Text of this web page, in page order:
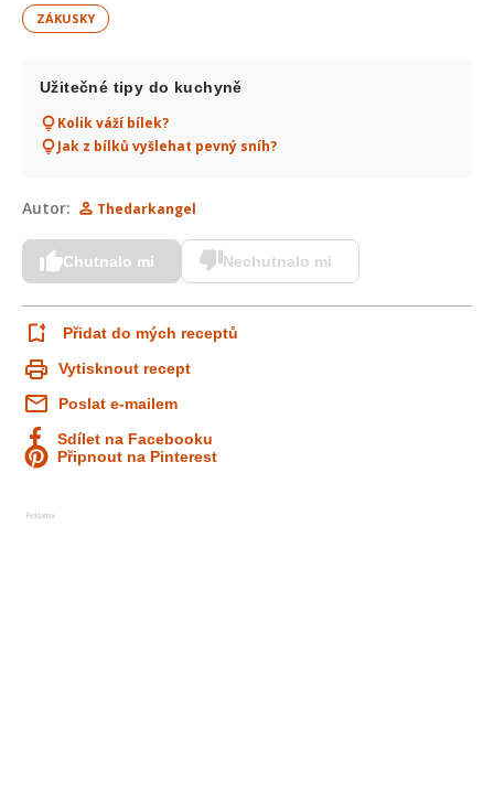
ZÁKUSKY
Užitečné tipy do kuchyně
Kolik váží bílek?
Jak z bílků vyšlehat pevný sníh?
Autor: Thedarkangel
Chutnalo mi Nechutnalo mi
Přidat do mých receptů
Vytisknout recept
Poslat e-mailem
Sdílet na Facebooku
Připnout na Pinterest
Reklama